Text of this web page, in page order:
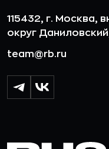
115432, г. Москва,
округ
team@rb.ru